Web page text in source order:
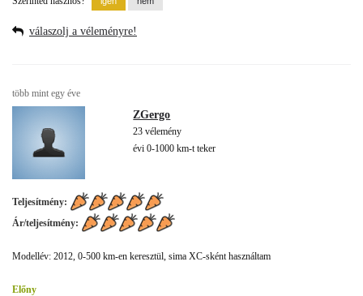
válaszolj a véleményre!
több mint egy éve
ZGergo
23 vélemény
évi 0-1000 km-t teker
Teljesítmény:
Ár/teljesítmény:
Modellév: 2012, 0-500 km-en keresztül, sima XC-sként használtam
Előny